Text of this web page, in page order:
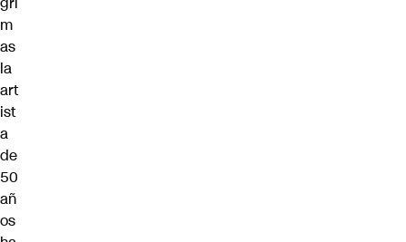
m
as
la
art
ist
a
de
50
añ
os